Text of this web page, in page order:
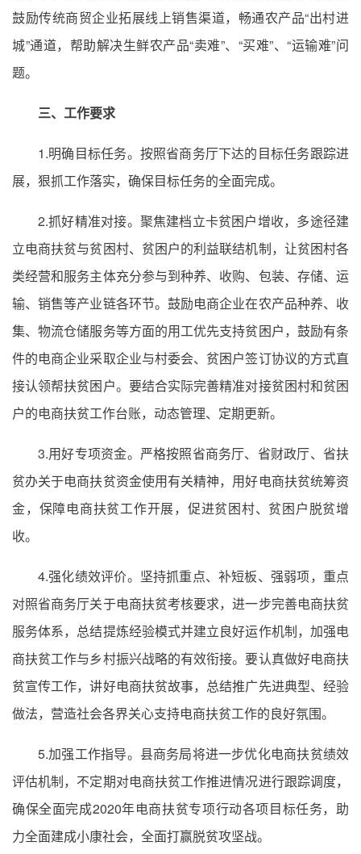
鼓励传统商贸企业拓展线上销售渠道，畅通农产品“出村进
城”通道，帮助解决生鲜农产品“卖难”、“买难”、“运输难”问
题。
三、工作要求
1.明确目标任务。按照省商务厅下达的目标任务跟踪进
展，狠抓工作落实，确保目标任务的全面完成。
2.抓好精准对接。聚焦建档立卡贫困户增收，多途径建
立电商扶贫与贫困村、贫困户的利益联结机制，让贫困村各
类经营和服务主体充分参与到种养、收购、包装、存储、运
输、销售等产业链各环节。鼓励电商企业在农产品种养、收
集、物流仓储服务等方面的用工优先支持贫困户，鼓励有条
件的电商企业采取企业与村委会、贫困户签订协议的方式直
接认领帮扶贫困户。要结合实际完善精准对接贫困村和贫困
户的电商扶贫工作台账，动态管理、定期更新。
3.用好专项资金。严格按照省商务厅、省财政厅、省扶
贫办关于电商扶贫资金使用有关精神，用好电商扶贫统筹资
金，保障电商扶贫工作开展，促进贫困村、贫困户脱贫增
收。
4.强化绩效评价。坚持抓重点、补短板、强弱项，重点
对照省商务厅关于电商扶贫考核要求，进一步完善电商扶贫
服务体系，总结提炼经验模式并建立良好运作机制，加强电
商扶贫工作与乡村振兴战略的有效衔接。要认真做好电商扶
贫宣传工作，讲好电商扶贫故事，总结推广先进典型、经验
做法，营造社会各界关心支持电商扶贫工作的良好氛围。
5.加强工作指导。县商务局将进一步优化电商扶贫绩效
评估机制，不定期对电商扶贫工作推进情况进行跟踪调度，
确保全面完成2020年电商扶贫专项行动各项目标任务，助
力全面建成小康社会，全面打赢脱贫攻坚战。